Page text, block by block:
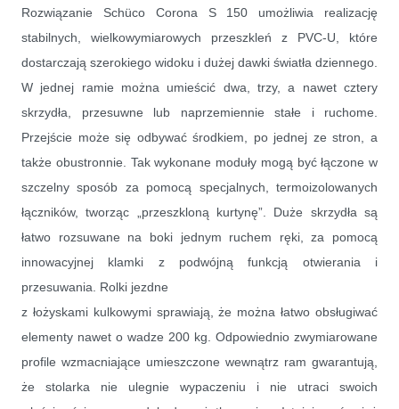
Rozwiązanie Schüco Corona S 150 umożliwia realizację
stabilnych, wielkowymiarowych przeszkleń z PVC-U, które
dostarczają szerokiego widoku i dużej dawki światła dziennego.
W jednej ramie można umieścić dwa, trzy, a nawet cztery
skrzydła, przesuwne lub naprzemiennie stałe i ruchome.
Przejście może się odbywać środkiem, po jednej ze stron, a
także obustronnie. Tak wykonane moduły mogą być łączone w
szczelny sposób za pomocą specjalnych, termoizolowanych
łączników, tworząc „przeszkloną kurtynę”. Duże skrzydła są
łatwo rozsuwane na boki jednym ruchem ręki, za pomocą
innowacyjnej klamki z podwójną funkcją otwierania i
przesuwania. Rolki jezdne
z łożyskami kulkowymi sprawiają, że można łatwo obsługiwać
elementy nawet o wadze 200 kg. Odpowiednio zwymiarowane
profile wzmacniające umieszczone wewnątrz ram gwarantują,
że stolarka nie ulegnie wypaczeniu i nie utraci swoich